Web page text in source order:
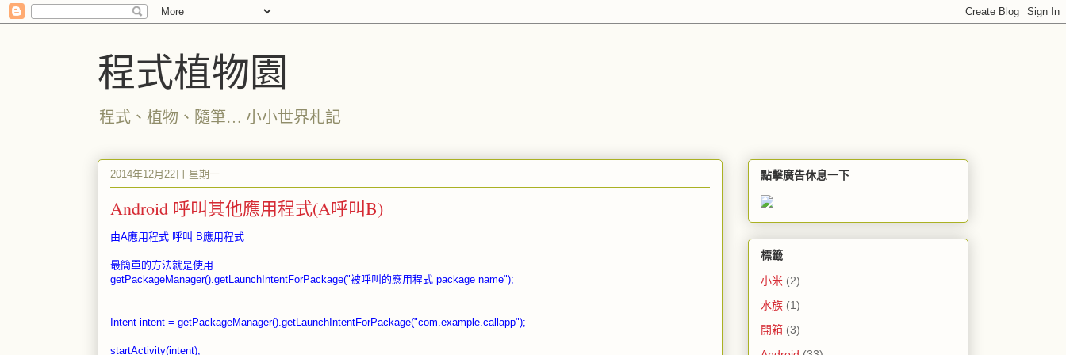
程式植物園
程式、植物、隨筆… 小小世界札記
2014年12月22日 星期一
Android 呼叫其他應用程式(A呼叫B)
由A應用程式 呼叫 B應用程式
最簡單的方法就是使用
getPackageManager().getLaunchIntentForPackage("被呼叫的應用程式 package name");
Intent intent = getPackageManager().getLaunchIntentForPackage("com.example.callapp");
startActivity(intent);
點擊廣告休息一下
標籤
小米 (2)
水族 (1)
開箱 (3)